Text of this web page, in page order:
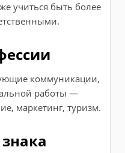
учиться быть более
коммуникации,
работы —
маркетинг, туризм.